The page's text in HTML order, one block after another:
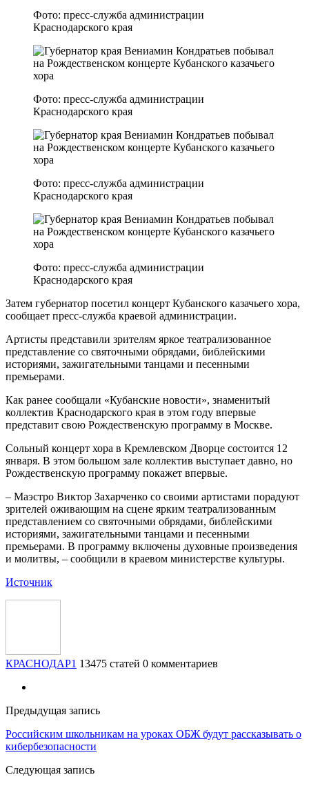
Фото: пресс-служба администрации
Краснодарского края
Фото: пресс-служба администрации
Краснодарского края
Фото: пресс-служба администрации
Краснодарского края
Фото: пресс-служба администрации
Краснодарского края
Затем губернатор посетил концерт Кубанского казачьего хора,
сообщает пресс-служба краевой администрации.
Артисты представили зрителям яркое театрализованное
представление со святочными обрядами, библейскими
историями, зажигательными танцами и песенными
премьерами.
Как ранее сообщали «Кубанские новости», знаменитый
коллектив Краснодарского края в этом году впервые
представит свою Рождественскую программу в Москве.
Сольный концерт хора в Кремлевском Дворце состоится 12
января. В этом большом зале коллектив выступает давно, но
Рождественскую программу покажет впервые.
– Маэстро Виктор Захарченко со своими артистами порадуют
зрителей оживающим на сцене ярким театрализованным
представлением со святочными обрядами, библейскими
историями, зажигательными танцами и песенными
премьерами. В программу включены духовные произведения
и молитвы, – сообщили в краевом министерстве культуры.
Источник
КРАСНОДАР1 13475 статей 0 комментариев
Предыдущая запись
Российским школьникам на уроках ОБЖ будут рассказывать о
кибербезопасности
Следующая запись